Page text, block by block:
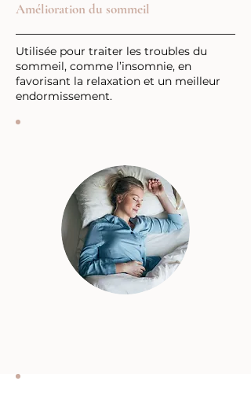
Amélioration du sommeil
Utilisée pour traiter les troubles du
sommeil, comme l’insomnie, en
favorisant la relaxation et un meilleur
endormissement.